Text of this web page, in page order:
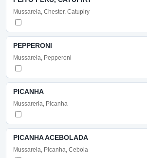
Mussarela, Chester, Catupiry
PEPPERONI
Mussarela, Pepperoni
PICANHA
Mussarerla, Picanha
PICANHA ACEBOLADA
Mussarela, Picanha, Cebola